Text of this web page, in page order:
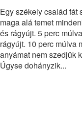
Egy székely család fát
maga alá temet
és rágyújt. 5 perc
rágyújt. 10 perc múlva
anyámat nem szedjük
Úgyse dohányzik...